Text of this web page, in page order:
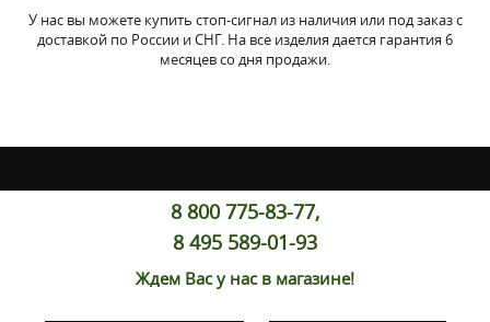
У нас вы можете купить стоп-сигнал из наличия или под заказ с
доставкой по России и СНГ. На все изделия дается гарантия 6
месяцев со дня продажи.
8 800 775-83-77,
8 495 589-01-93
Ждем Вас у нас в магазине!